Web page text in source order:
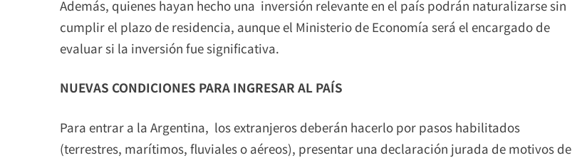
Además, quienes hayan hecho una inversión relevante en el país podrán naturalizarse sin
cumplir el plazo de residencia, aunque el Ministerio de Economía será el encargado de
evaluar si la inversión fue significativa.
NUEVAS CONDICIONES PARA INGRESAR AL PAÍS
Para entrar a la Argentina, los extranjeros deberán hacerlo por pasos habilitados
(terrestres, marítimos, fluviales o aéreos), presentar una declaración jurada de motivos de